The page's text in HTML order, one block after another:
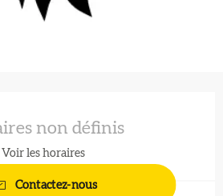
non définis
Voir les horaires
Contactez-nous